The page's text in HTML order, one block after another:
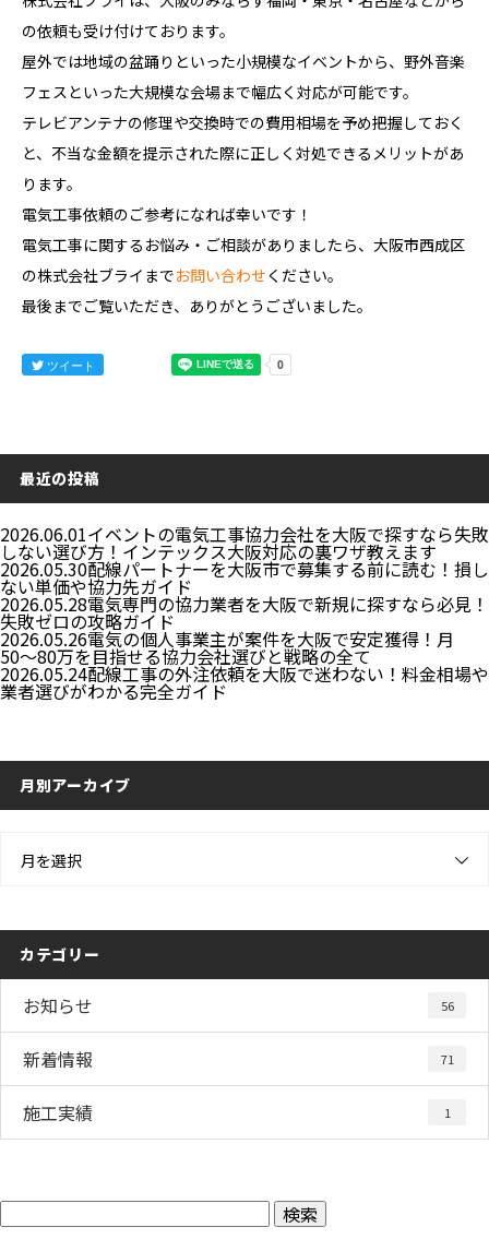
の依頼も受け付けております。
屋外では地域の盆踊りといった小規模なイベントから、野外音楽
フェスといった大規模な会場まで幅広く対応が可能です。
テレビアンテナの修理や交換時での費用相場を予め把握しておく
と、不当な金額を提示された際に正しく対処できるメリットがあ
ります。
電気工事依頼のご参考になれば幸いです！
電気工事に関するお悩み・ご相談がありましたら、⼤阪市⻄成区
の株式会社ブライまでお問い合わせ ください。
最後までご覧いただき、ありがとうございました。
ツイート
最近の投稿
2026.06.01イベントの電気工事協力会社を大阪で探すなら失敗
しない選び方！インテックス大阪対応の裏ワザ教えます
2026.05.30配線パートナーを大阪市で募集する前に読む！損し
ない単価や協力先ガイド
2026.05.28電気専門の協力業者を大阪で新規に探すなら必見！
失敗ゼロの攻略ガイド
2026.05.26電気の個人事業主が案件を大阪で安定獲得！月
50〜80万を目指せる協力会社選びと戦略の全て
2026.05.24配線工事の外注依頼を大阪で迷わない！料金相場や
業者選びがわかる完全ガイド
月別アーカイブ
月を選択
カテゴリー
お知らせ 56
新着情報 71
施工実績 1